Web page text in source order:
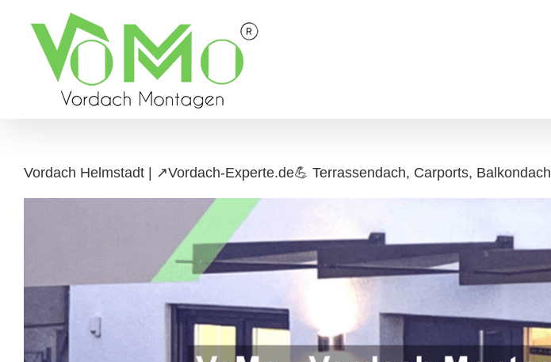
content
Vordach Helmstadt | ↗️Vordach-Experte.de💪 Terrassendach, Carports, Balkondach